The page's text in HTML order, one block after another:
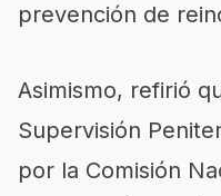
prevención de
Asimismo, refirió
Supervisión
por la Comisión